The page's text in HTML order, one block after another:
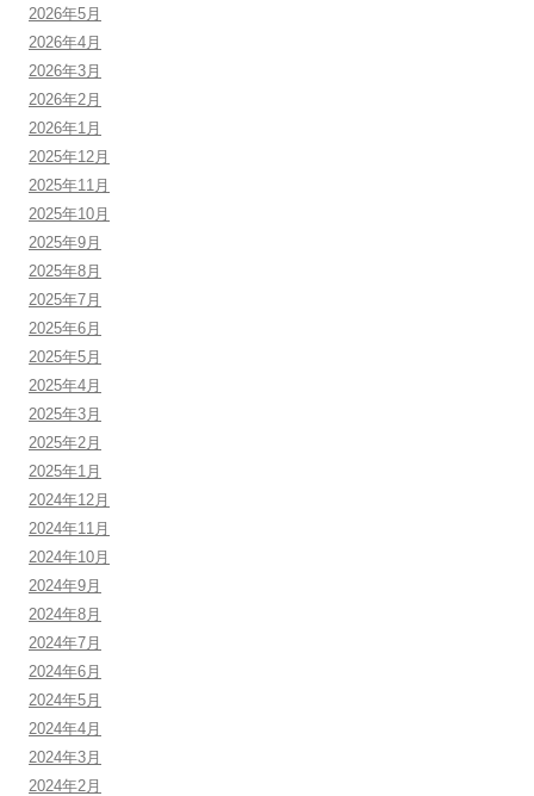
2026年5月
2026年4月
2026年3月
2026年2月
2026年1月
2025年12月
2025年11月
2025年10月
2025年9月
2025年8月
2025年7月
2025年6月
2025年5月
2025年4月
2025年3月
2025年2月
2025年1月
2024年12月
2024年11月
2024年10月
2024年9月
2024年8月
2024年7月
2024年6月
2024年5月
2024年4月
2024年3月
2024年2月